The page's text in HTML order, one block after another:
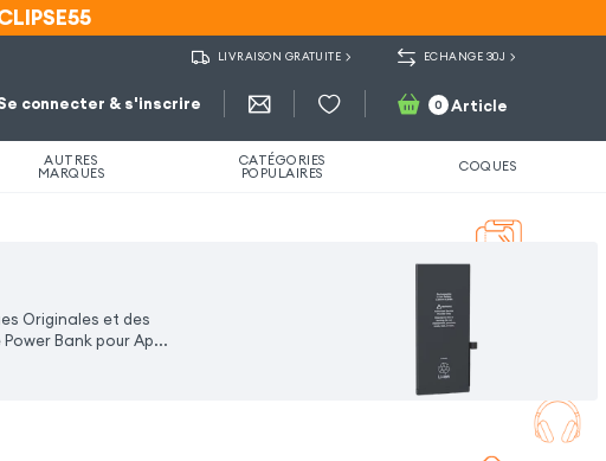
LIVRAISON GRATUITE ECHANGE 30J
connecter & s'inscrire 0 Article
AUTRES
MARQUES
CATÉGORIES
POPULAIRES COQUES
Originales et des
Bank pour Ap...